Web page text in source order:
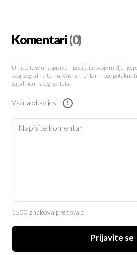
Komentari(0)
Uključite se u raspravu – podijelite svoje mišljenje,
svoj pogled na temu. Vaš komentar može
zajednicu našeg portala.
Važna obavijest !
1500 znakova preostalo
Prijavite se